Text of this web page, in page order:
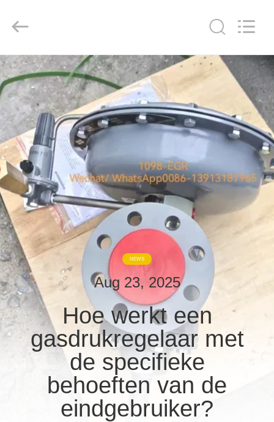
HUIS
PRODUCTEN
OVER
ONS
FABRIEKSTOCHT
KWALITEITSCONTROLE
NEEM
CONTACT
MET
ONS
NIEUWS
Ltd..
NEWS
Aug 23, 2025
Hoe werkt een
gasdrukregelaar met
de specifieke
behoeften van de
eindgebruiker?